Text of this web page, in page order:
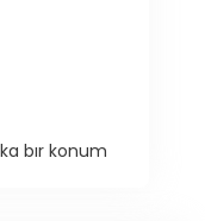
bır konum